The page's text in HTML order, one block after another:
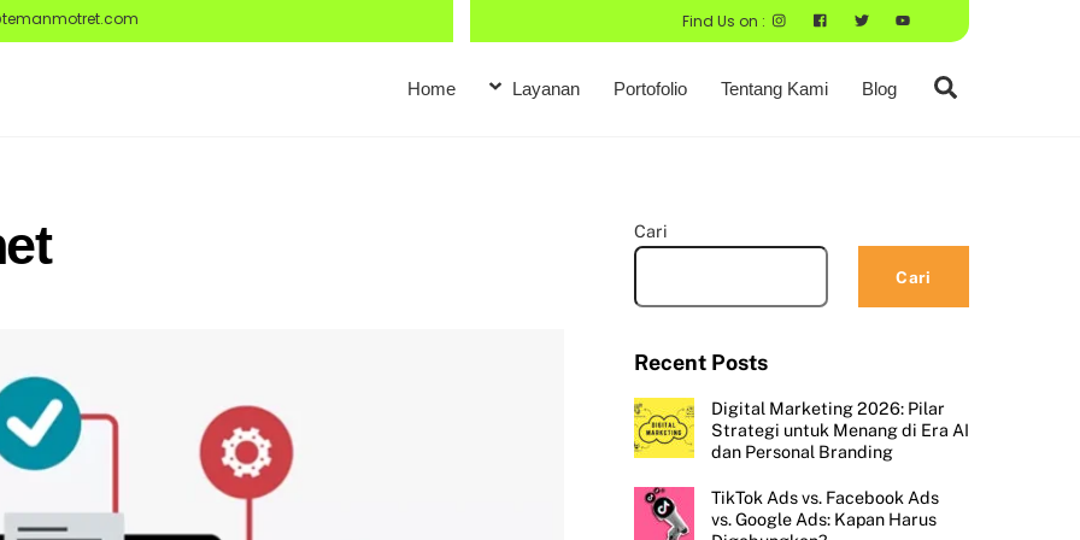
Find Us on :
Home Layanan Portofolio Tentang Kami Blog
Cari
Cari
Recent Posts
Digital Marketing 2026: Pilar
Strategi untuk Menang di Era AI
dan Personal Branding
TikTok Ads vs. Facebook Ads
vs. Google Ads: Kapan Harus